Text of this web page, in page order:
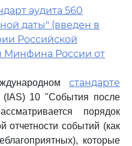
аудита 560
даты" (введен в
Российской
России от
стандарте
(IAS) 10 "События после
порядок
отчетности событий (как
которые